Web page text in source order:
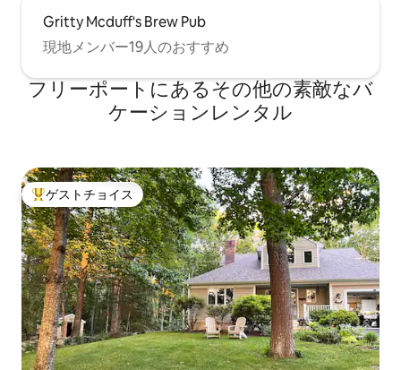
Gritty Mcduff's Brew Pub
現地メンバー19人のおすすめ
フリーポートにあるその他の素敵なバ
ケーションレンタル
大好評のゲストチョイスです。
ゲストチョイス